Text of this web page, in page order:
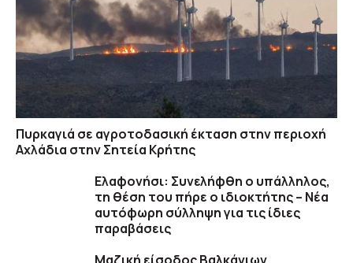
Πυρκαγιά σε αγροτοδασική έκταση στην περιοχή
Αχλάδια στην Σητεία Κρήτης
Ελαφονήσι: Συνελήφθη ο υπάλληλος,
τη θέση του πήρε ο ιδιοκτήτης – Νέα
αυτόφωρη σύλληψη για τις ίδιες
παραβάσεις